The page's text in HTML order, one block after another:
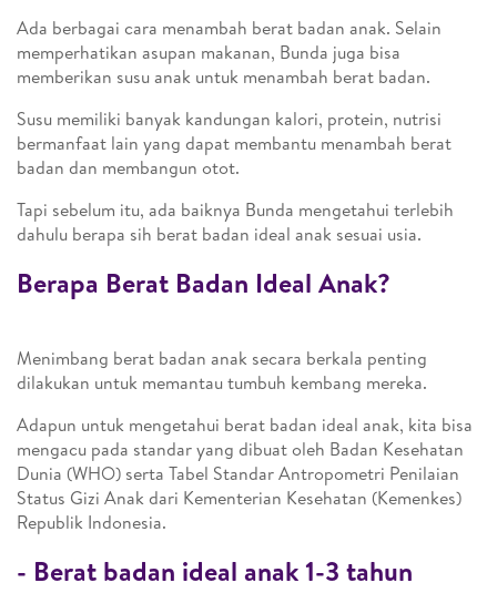
Ada berbagai cara menambah berat badan anak. Selain
memperhatikan asupan makanan, Bunda juga bisa
memberikan susu anak untuk menambah berat badan.
Susu memiliki banyak kandungan kalori, protein, nutrisi
bermanfaat lain yang dapat membantu menambah berat
badan dan membangun otot.
Tapi sebelum itu, ada baiknya Bunda mengetahui terlebih
dahulu berapa sih berat badan ideal anak sesuai usia.
Berapa Berat Badan Ideal Anak?
Menimbang berat badan anak secara berkala penting
dilakukan untuk memantau tumbuh kembang mereka.
Adapun untuk mengetahui berat badan ideal anak, kita bisa
mengacu pada standar yang dibuat oleh Badan Kesehatan
Dunia (WHO) serta Tabel Standar Antropometri Penilaian
Status Gizi Anak dari Kementerian Kesehatan (Kemenkes)
Republik Indonesia.
- Berat badan ideal anak 1-3 tahun